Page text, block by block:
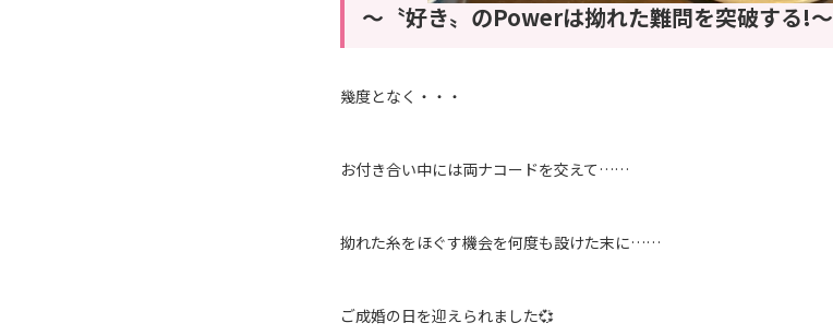
～〝好き〟のPowerは拗れた難問を突破する!～
幾度となく・・・
お付き合い中には両ナコードを交えて……
拗れた糸をほぐす機会を何度も設けた末に……
ご成婚の日を迎えられました💞